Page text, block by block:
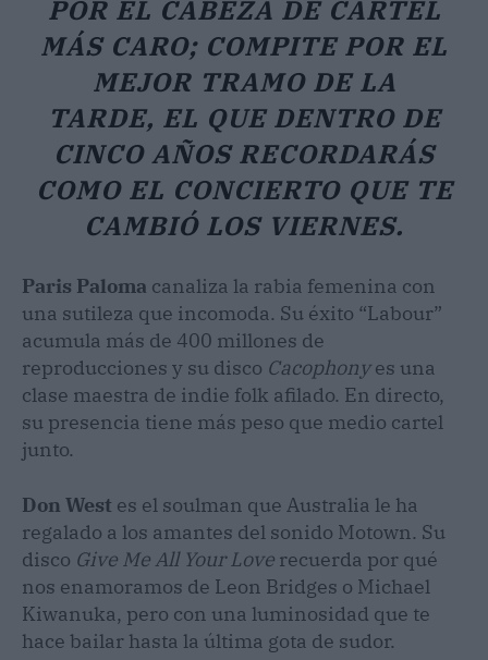
POR EL CABEZA DE CARTEL
MÁS CARO; COMPITE POR EL
MEJOR TRAMO DE LA
TARDE, EL QUE DENTRO DE
CINCO AÑOS RECORDARÁS
COMO EL CONCIERTO QUE TE
CAMBIÓ LOS VIERNES.
Paris Paloma canaliza la rabia femenina con
una sutileza que incomoda. Su éxito “Labour”
acumula más de 400 millones de
reproducciones y su disco Cacophonyes una
clase maestra de indie folk afilado. En directo,
su presencia tiene más peso que medio cartel
junto.
Don West es el soulman que Australia le ha
regalado a los amantes del sonido Motown. Su
disco Give Me All Your Love recuerda por qué
nos enamoramos de Leon Bridges o Michael
Kiwanuka, pero con una luminosidad que te
hace bailar hasta la última gota de sudor.